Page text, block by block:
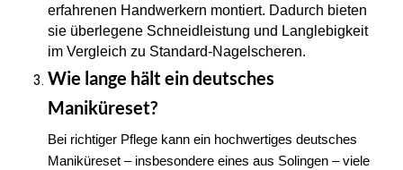
erfahrenen Handwerkern montiert. Dadurch bieten
sie überlegene Schneidleistung und Langlebigkeit
im Vergleich zu Standard-Nagelscheren.
Wie lange hält ein deutsches
Maniküreset?
Bei richtiger Pflege kann ein hochwertiges deutsches
Maniküreset – insbesondere eines aus Solingen – viele